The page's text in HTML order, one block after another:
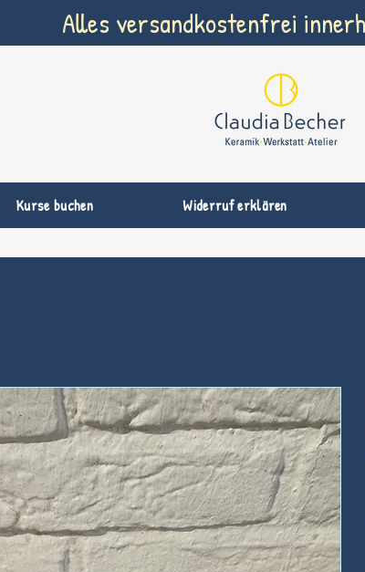
Alles versandkostenfrei
Kurse buchen Widerruf erklären